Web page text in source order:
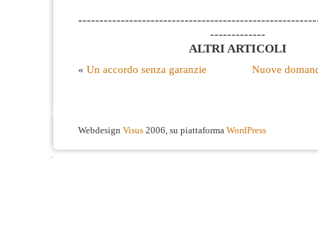
-------------
ALTRI ARTICOLI
« Un accordo senza garanzie Nuove
Webdesign Visus 2006, su piattaforma WordPress